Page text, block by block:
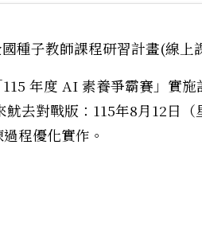
種子教師課程研習計畫(線上
年度 AI 素養爭霸賽」實
去對戰版：115年8月12日（
程優化實作。